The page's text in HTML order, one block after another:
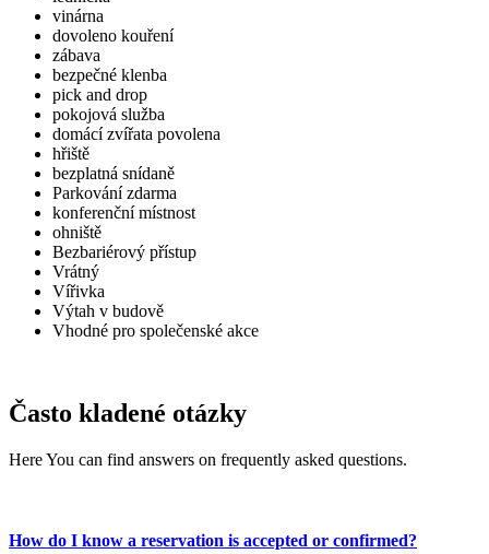
vinárna
dovoleno kouření
zábava
bezpečné klenba
pick and drop
pokojová služba
domácí zvířata povolena
hřiště
bezplatná snídaně
Parkování zdarma
konferenční místnost
ohniště
Bezbariérový přístup
Vrátný
Vířivka
Výtah v budově
Vhodné pro společenské akce
Často kladené otázky
Here You can find answers on frequently asked questions.
How do I know a reservation is accepted or confirmed?